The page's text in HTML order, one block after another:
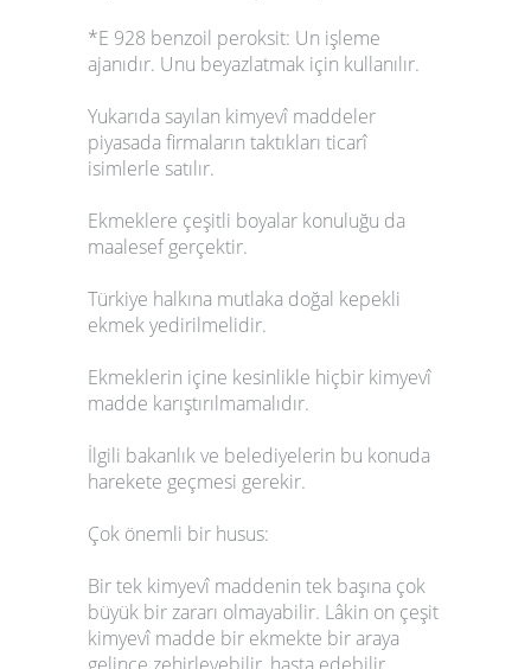
*E 928 benzoil peroksit: Un işleme
ajanıdır. Unu beyazlatmak için kullanılır.
Yukarıda sayılan kimyevî maddeler
piyasada firmaların taktıkları ticarî
isimlerle satılır.
Ekmeklere çeşitli boyalar konuluğu da
maalesef gerçektir.
Türkiye halkına mutlaka doğal kepekli
ekmek yedirilmelidir.
Ekmeklerin içine kesinlikle hiçbir kimyevî
madde karıştırılmamalıdır.
İlgili bakanlık ve belediyelerin bu konuda
harekete geçmesi gerekir.
Çok önemli bir husus:
Bir tek kimyevî maddenin tek başına çok
büyük bir zararı olmayabilir. Lâkin on çeşit
kimyevî madde bir ekmekte bir araya